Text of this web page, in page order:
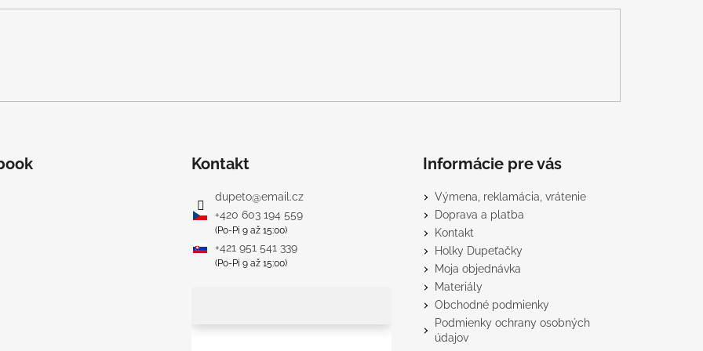
Kontakt
dupeto@email.cz
+420 603 194 559
(Po-Pi 9 až 15:00)
+421 951 541 339
(Po-Pi 9 až 15:00)
Informácie pre vás
Výmena, reklamácia, vrátenie
Doprava a platba
Kontakt
Holky Dupeťačky
Moja objednávka
Materiály
Obchodné podmienky
Podmienky ochrany osobných
údajov